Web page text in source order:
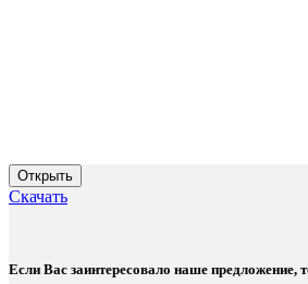
Открыть
Скачать
Если Вас заинтересовало наше предложение,